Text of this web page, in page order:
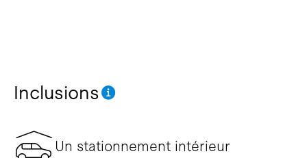
Inclusions
Un stationnement intérieur